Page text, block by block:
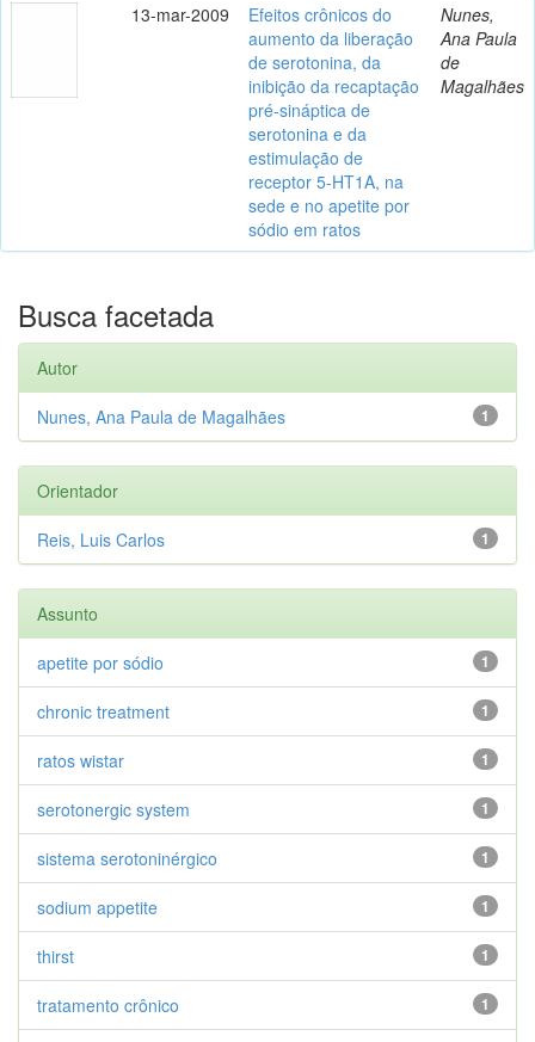
13-mar-2009
Efeitos crônicos do
aumento da liberação
de serotonina, da
inibição da recaptação
pré-sináptica de
serotonina e da
estimulação de
receptor 5-HT1A, na
sede e no apetite por
sódio em ratos
Nunes,
Ana Paula
de
Magalhães
Busca facetada
Autor
1
Nunes, Ana Paula de Magalhães
Orientador
1
Reis, Luis Carlos
Assunto
1
apetite por sódio
1
chronic treatment
1
ratos wistar
1
serotonergic system
1
sistema serotoninérgico
1
sodium appetite
1
thirst
1
tratamento crônico